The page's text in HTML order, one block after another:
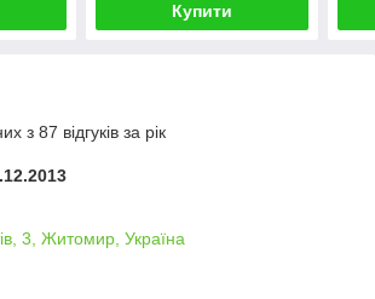
Купити
з 87 відгуків за рік
3, Житомир, Україна